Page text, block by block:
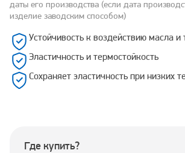
даты его производства (если дата
изделие заводским способом)
Устойчивость к воздействию масла и
Эластичность и термостойкость
Сохраняет эластичность при низких
Где купить?